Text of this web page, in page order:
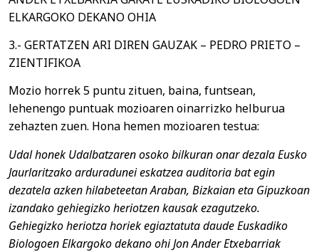
ELKARGOKO DEKANO OHIA
3.- GERTATZEN ARI DIREN GAUZAK – PEDRO PRIETO –
ZIENTIFIKOA
Mozio horrek 5 puntu zituen, baina, funtsean,
lehenengo puntuak mozioaren oinarrizko helburua
zehazten zuen. Hona hemen mozioaren testua:
Udal honek Udalbatzaren osoko bilkuran onar dezala Eusko
Jaurlaritzako arduradunei eskatzea auditoria bat egin
dezatela azken hilabeteetan Araban, Bizkaian eta Gipuzkoan
izandako gehiegizko heriotzen kausak ezagutzeko.
Gehiegizko heriotza horiek egiaztatuta daude Euskadiko
Biologoen Elkargoko dekano ohi Jon Ander Etxebarriak